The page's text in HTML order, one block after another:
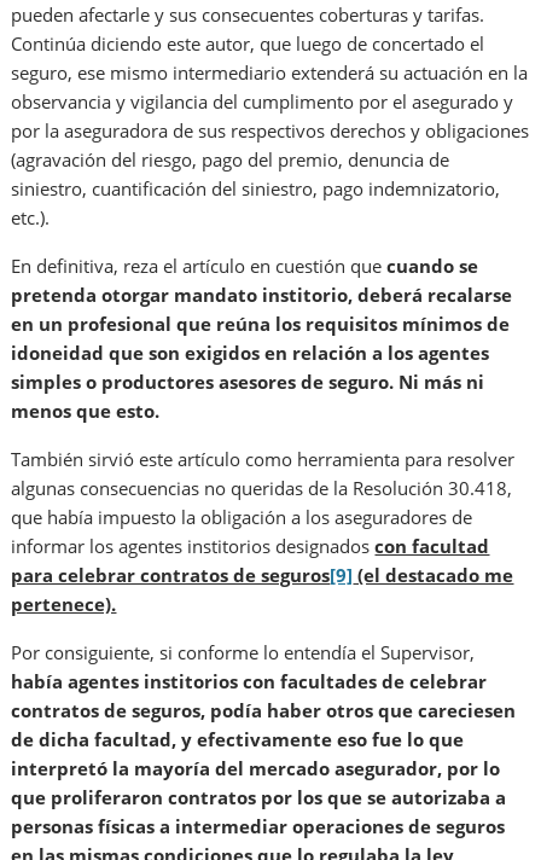
pueden afectarle y sus consecuentes coberturas y tarifas.
Continúa diciendo este autor, que luego de concertado el
seguro, ese mismo intermediario extenderá su actuación en la
observancia y vigilancia del cumplimento por el asegurado y
por la aseguradora de sus respectivos derechos y obligaciones
(agravación del riesgo, pago del premio, denuncia de
siniestro, cuantificación del siniestro, pago indemnizatorio,
etc.).
En definitiva, reza el artículo en cuestión quecuando se
pretenda otorgar mandato institorio, deberá recalarse
en un profesional que reúna los requisitos mínimos de
idoneidad que son exigidos en relación a los agentes
simples o productores asesores de seguro. Ni más ni
menos que esto.
También sirvió este artículo como herramienta para resolver
algunas consecuencias no queridas de la Resolución 30.418,
que había impuesto la obligación a los aseguradores de
informar los agentes institorios designadoscon facultad
para celebrar contratos de seguros[9] (el destacado me
pertenece).
Por consiguiente, si conforme lo entendía el Supervisor,
había agentes institorios con facultades de celebrar
contratos de seguros, podía haber otros que careciesen
de dicha facultad, y efectivamente eso fue lo que
interpretó la mayoría del mercado asegurador, por lo
que proliferaron contratos por los que se autorizaba a
personas físicas a intermediar operaciones de seguros